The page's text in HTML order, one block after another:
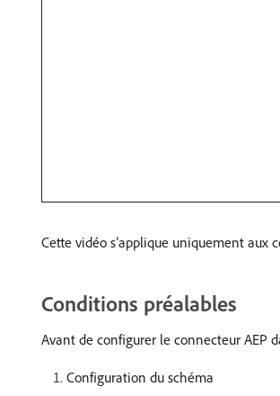
Cette vidéo s’applique uniquement aux
Conditions préalables
Avant de configurer le connecteur AEP
Configuration du schéma